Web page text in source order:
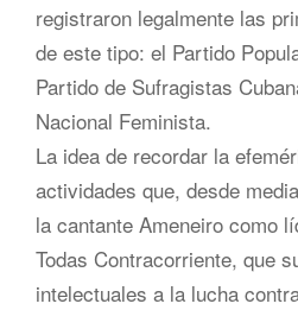
registraron legalmente las
de este tipo: el Partido
Partido de Sufragistas
Nacional Feminista.
La idea de recordar la
actividades que, desde
la cantante Ameneiro como
Todas Contracorriente, que
intelectuales a la lucha